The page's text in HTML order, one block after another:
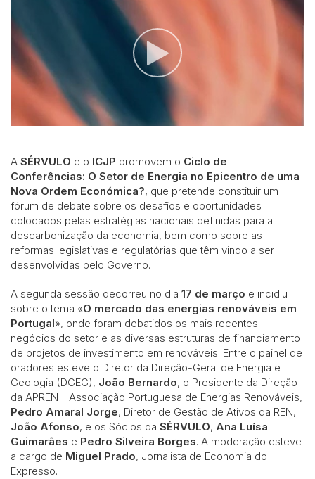
A SÉRVULO e o ICJP promovem o Ciclo de
Conferências: O Setor de Energia no Epicentro de uma
Nova Ordem Económica?, que pretende constituir um
fórum de debate sobre os desafios e oportunidades
colocados pelas estratégias nacionais definidas para a
descarbonização da economia, bem como sobre as
reformas legislativas e regulatórias que têm vindo a ser
desenvolvidas pelo Governo.
A segunda sessão decorreu no dia 17 de março e incidiu
sobre o tema «O mercado das energias renováveis em
Portugal», onde foram debatidos os mais recentes
negócios do setor e as diversas estruturas de financiamento
de projetos de investimento em renováveis. Entre o painel de
oradores esteve o Diretor da Direção-Geral de Energia e
Geologia (DGEG), João Bernardo, o Presidente da Direção
da APREN - Associação Portuguesa de Energias Renováveis,
Pedro Amaral Jorge, Diretor de Gestão de Ativos da REN,
João Afonso, e os Sócios da SÉRVULO, Ana Luísa
Guimarães e Pedro Silveira Borges. A moderação esteve
a cargo de Miguel Prado, Jornalista de Economia do
Expresso.